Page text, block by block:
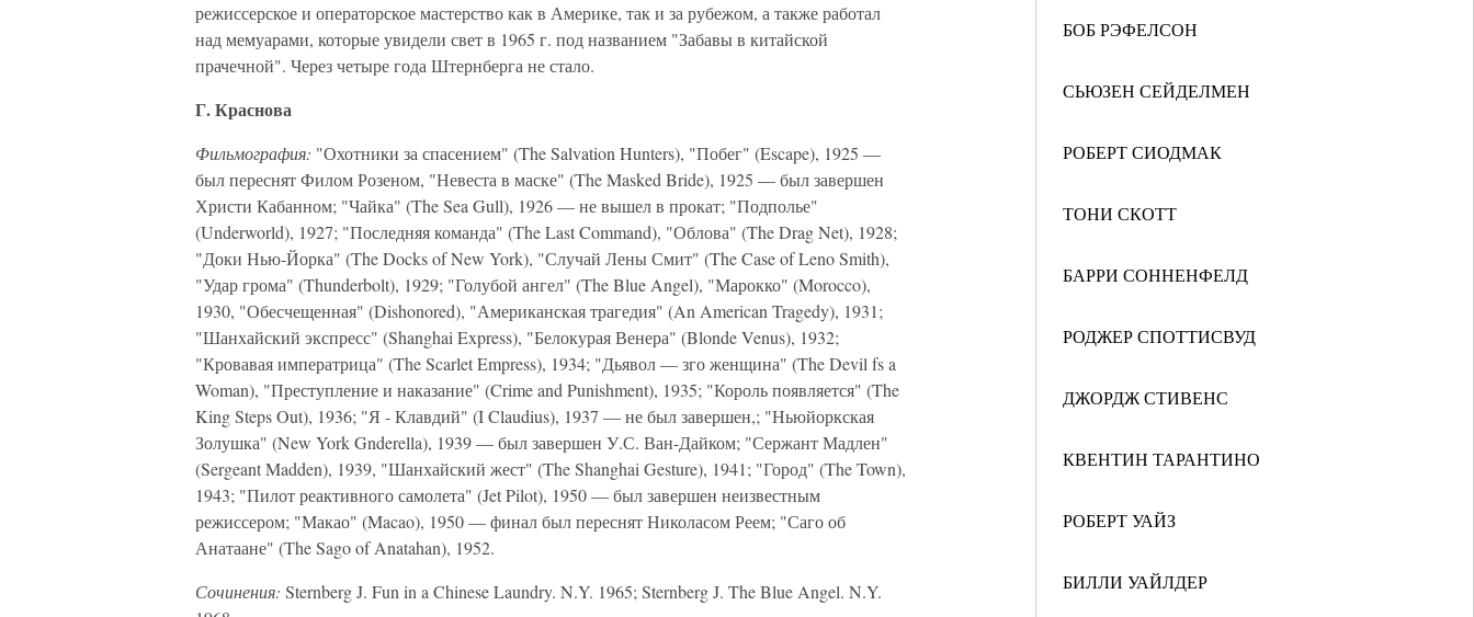
БОБ РЭФЕЛСОН
СЬЮЗЕН СЕЙДЕЛМЕН
РОБЕРТ СИОДМАК
ТОНИ СКОТТ
БАРРИ СОННЕНФЕЛД
РОДЖЕР СПОТТИСВУД
ДЖОРДЖ СТИВЕНС
КВЕНТИН ТАРАНТИНО
РОБЕРТ УАЙЗ
БИЛЛИ УАЙЛДЕР
режиссерское и операторское мастерство как в Америке, так и за рубежом, а также работал
над мемуарами, которые увидели свет в 1965 г. под названием "Забавы в китайской
прачечной". Через четыре года Штернберга не стало.
Г. Краснова
Фильмография: "Охотники за спасением" (The Salvation Hunters), "Побег" (Escape), 1925 —
был переснят Филом Розеном, "Невеста в маске" (The Masked Bride), 1925 — был завершен
Христи Кабанном; "Чайка" (The Sea Gull), 1926 — не вышел в прокат; "Подполье"
(Underworld), 1927; "Последняя команда" (The Last Command), "Облова" (The Drag Net), 1928;
"Доки Нью-Йорка" (The Docks of New York), "Случай Лены Смит" (The Case of Leno Smith),
"Удар грома" (Thunderbolt), 1929; "Голубой ангел" (The Blue Angel), "Марокко" (Morocco),
1930, "Обесчещенная" (Dishonored), "Американская трагедия" (An American Tragedy), 1931;
"Шанхайский экспресс" (Shanghai Express), "Белокурая Венера" (Blonde Venus), 1932;
"Кровавая императрица" (The Scarlet Empress), 1934; "Дьявол — зго женщина" (The Devil fs a
Woman), "Преступление и наказание" (Crime and Punishment), 1935; "Король появляется" (The
King Steps Out), 1936; "Я - Клавдий" (I Claudius), 1937 — не был завершен,; "Ньюйоркская
Золушка" (New York Gnderella), 1939 — был завершен У.С. Ван-Дайком; "Сержант Мадлен"
(Sergeant Madden), 1939, "Шанхайский жест" (The Shanghai Gesture), 1941; "Город" (The Town),
1943; "Пилот реактивного самолета" (Jet Pilot), 1950 — был завершен неизвестным
режиссером; "Макао" (Macao), 1950 — финал был переснят Николасом Реем; "Саго об
Анатаане" (The Sago of Anatahan), 1952.
Сочинения: Sternberg J. Fun in a Chinese Laundry. N.Y. 1965; Sternberg J. The Blue Angel. N.Y.